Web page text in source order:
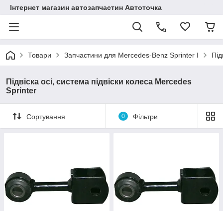
Інтернет магазин автозапчастин Автоточка
Товари Запчастини для Mercedes-Benz Sprinter I
Підвіска осі, система підвіски колеса Mercedes
Sprinter
Сортування 0 Фільтри